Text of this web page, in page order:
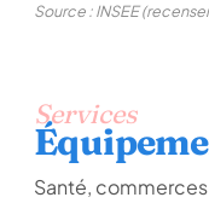
Source : INSEE
Services
Santé,